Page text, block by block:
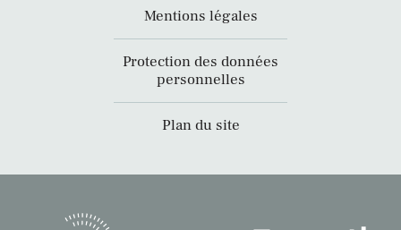
Mentions légales
Protection des données
personnelles
Plan du site